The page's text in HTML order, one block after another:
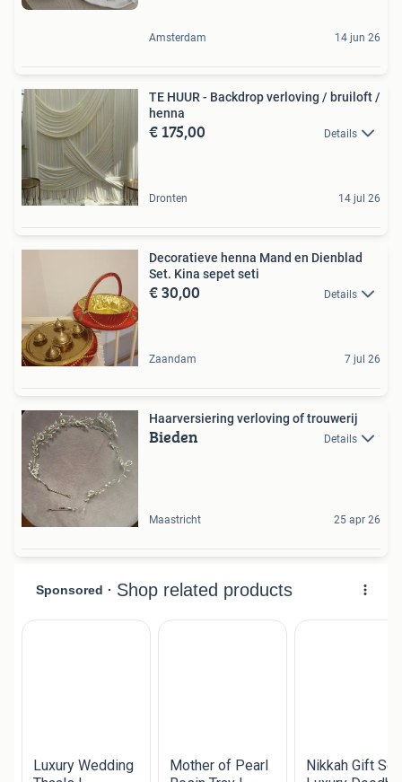
Amsterdam 14 jun 26
TE HUUR - Backdrop verloving / bruiloft /
henna
€ 175,00 Details
Dronten 14 jul 26
Decoratieve henna Mand en Dienblad
Set. Kina sepet seti
€ 30,00 Details
Zaandam 7 jul 26
Haarversiering verloving of trouwerij
Bieden Details
Maastricht 25 apr 26